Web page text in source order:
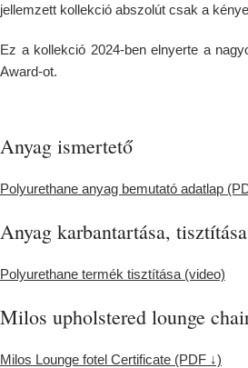
jellemzett kollekció abszolút csak a
Ez a kollekció 2024-ben elnyerte a
Award-ot.
Anyag ismertető
Polyurethane anyag bemutató adatlap
Anyag karbantartása, tisztítása
Polyurethane termék tisztítása (video)
Milos upholstered lounge
Milos Lounge fotel Certificate (PDF ↓)